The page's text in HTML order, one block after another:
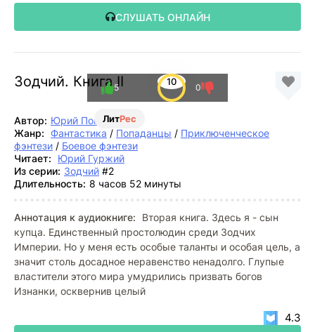
СЛУШАТЬ ОНЛАЙН
Зодчий. Книга II
ЛитРес
10
5 0
Автор: Юрий Погуляй
Жанр:
Фантастика / Попаданцы / Приключенческое
фэнтези / Боевое фэнтези
Читает:
Юрий Гуржий
Из серии: Зодчий #2
Длительность: 8 часов 52 минуты
Аннотация к аудиокниге:
Вторая книга. Здесь я - сын
купца. Единственный простолюдин среди Зодчих
Империи. Но у меня есть особые таланты и особая цель, а
значит столь досадное неравенство ненадолго. Глупые
властители этого мира умудрились призвать богов
Изнанки, осквернив целый
4.3